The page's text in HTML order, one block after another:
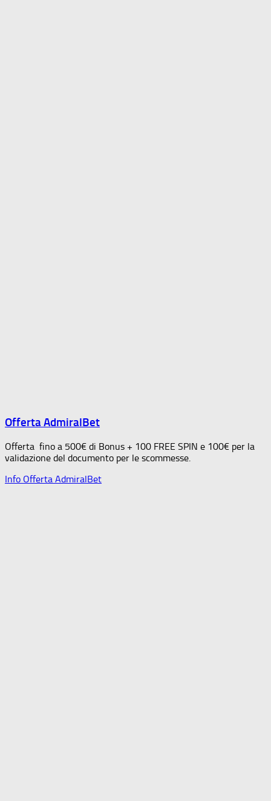
Offerta AdmiralBet
Offerta fino a 500€ di Bonus + 100 FREE SPIN e 100€ per la
validazione del documento per le scommesse.
Info Offerta AdmiralBet